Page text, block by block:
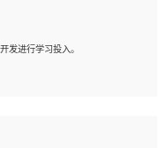
发进行学习投入。